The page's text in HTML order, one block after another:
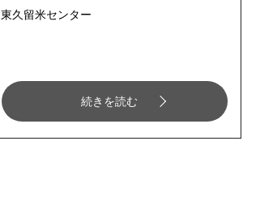
東久留米センター
続きを読む